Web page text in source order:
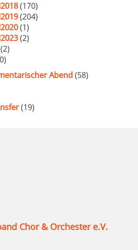
(170)
(204)
(1)
(2)
(2)
Abend (58)
(19)
Chor & Orchester e.V.